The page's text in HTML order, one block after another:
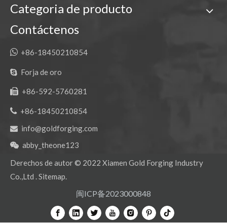
Categoria de producto
Contáctenos
 +86-18450210854
 Forja de oro
 +86-592-5760281
 +86-18450210854
 info@goldforging.com
 abby_theone123
Derechos de autor © 2022 Xiamen Gold Forging Industry
Co.,Ltd .Sitemap.
闽ICP备2023000848